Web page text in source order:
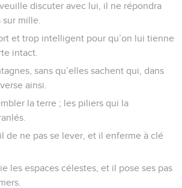
discuter avec lui, il ne répondra
mille.
et trop intelligent pour qu’on lui tienne
intact.
sans qu’elles sachent qui, dans
ainsi.
la terre ; les piliers qui la
de ne pas se lever, et il enferme à clé
les espaces célestes, et il pose ses pas